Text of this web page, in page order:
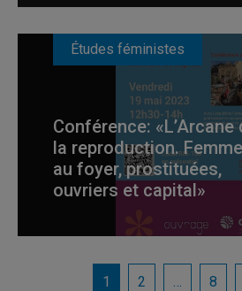
Études féministes
Conférence: «L’Arcane
la reproduction.
au foyer, prostituées,
ouvriers et capital»
1 2 … 8